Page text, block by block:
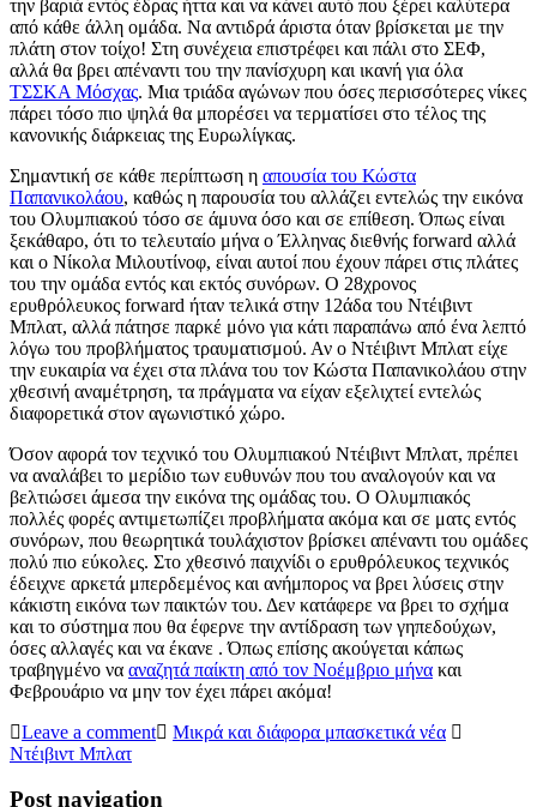
την βαριά εντός έδρας ήττα και να κάνει αυτό που ξέρει καλύτερα
από κάθε άλλη ομάδα. Να αντιδρά άριστα όταν βρίσκεται με την
πλάτη στον τοίχο! Στη συνέχεια επιστρέφει και πάλι στο ΣΕΦ,
αλλά θα βρει απέναντι του την πανίσχυρη και ικανή για όλα
ΤΣΣΚΑ Μόσχας. Μια τριάδα αγώνων που όσες περισσότερες νίκες
πάρει τόσο πιο ψηλά θα μπορέσει να τερματίσει στο τέλος της
κανονικής διάρκειας της Ευρωλίγκας.
Σημαντική σε κάθε περίπτωση η απουσία του Κώστα
Παπανικολάου, καθώς η παρουσία του αλλάζει εντελώς την εικόνα
του Ολυμπιακού τόσο σε άμυνα όσο και σε επίθεση. Όπως είναι
ξεκάθαρο, ότι το τελευταίο μήνα ο Έλληνας διεθνής forward αλλά
και ο Νίκολα Μιλουτίνοφ, είναι αυτοί που έχουν πάρει στις πλάτες
του την ομάδα εντός και εκτός συνόρων. Ο 28χρονος
ερυθρόλευκος forward ήταν τελικά στην 12άδα του Ντέιβιντ
Μπλατ, αλλά πάτησε παρκέ μόνο για κάτι παραπάνω από ένα λεπτό
λόγω του προβλήματος τραυματισμού. Αν ο Ντέιβιντ Μπλατ είχε
την ευκαιρία να έχει στα πλάνα του τον Κώστα Παπανικολάου στην
χθεσινή αναμέτρηση, τα πράγματα να είχαν εξελιχτεί εντελώς
διαφορετικά στον αγωνιστικό χώρο.
Όσον αφορά τον τεχνικό του Ολυμπιακού Ντέιβιντ Μπλατ, πρέπει
να αναλάβει το μερίδιο των ευθυνών που του αναλογούν και να
βελτιώσει άμεσα την εικόνα της ομάδας του. Ο Ολυμπιακός
πολλές φορές αντιμετωπίζει προβλήματα ακόμα και σε ματς εντός
συνόρων, που θεωρητικά τουλάχιστον βρίσκει απέναντι του ομάδες
πολύ πιο εύκολες. Στο χθεσινό παιχνίδι ο ερυθρόλευκος τεχνικός
έδειχνε αρκετά μπερδεμένος και ανήμπορος να βρει λύσεις στην
κάκιστη εικόνα των παικτών του. Δεν κατάφερε να βρει το σχήμα
και το σύστημα που θα έφερνε την αντίδραση των γηπεδούχων,
όσες αλλαγές και να έκανε . Όπως επίσης ακούγεται κάπως
τραβηγμένο να αναζητά παίκτη από τον Νοέμβριο μήνα και
Φεβρουάριο να μην τον έχει πάρει ακόμα!
Leave a comment
Μικρά και διάφορα μπασκετικά νέα
Ντέιβιντ Μπλατ
Post navigation